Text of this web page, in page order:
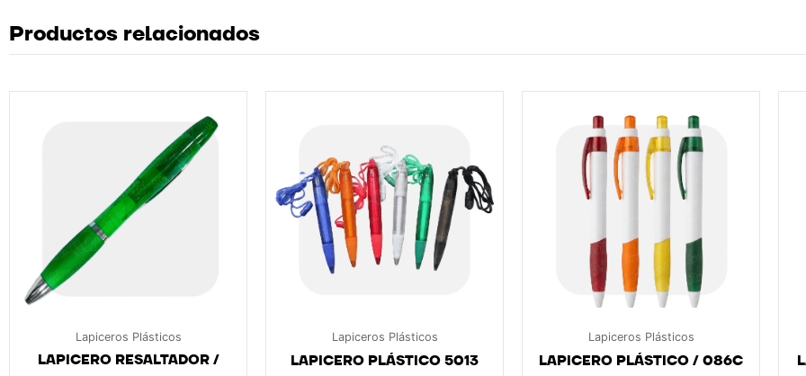
Productos relacionados
Lapiceros Plásticos
LAPICERO RESALTADOR /
Lapiceros Plásticos
LAPICERO PLÁSTICO 5013
Lapiceros Plásticos
LAPICERO PLÁSTICO / 086C